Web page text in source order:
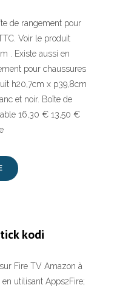
de rangement pour
Voir le produit
. Existe aussi en
pour chaussures
h20,7cm x p39,8cm
et noir. Boîte de
16,30 € 13,50 €
kodi
Fire TV Amazon à
utilisant Apps2Fire;